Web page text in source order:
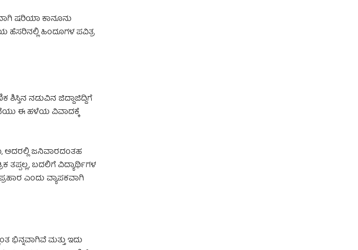
ಷರಿಯಾ ಕಾನೂನು
ಹೆಸರಿನಲ್ಲಿ ಹಿಂದೂಗಳ ಪವಿತ್ರ
ಶಿಸ್ತಿನ ನಡುವಿನ ಜಿದ್ದಾಜಿದ್ದಿಗೆ
ಈ ಹಳೆಯ ವಿವಾದಕ್ಕೆ
ಅದರಲ್ಲಿ ಜನಿವಾರದಂತಹ
ತಪ್ಪಲ್ಲ, ಬದಲಿಗೆ ವಿದ್ಯಾರ್ಥಿಗಳ
ಎಂದು ವ್ಯಾಪಕವಾಗಿ
ಭಿನ್ನವಾಗಿವೆ ಮತ್ತು ಇದು